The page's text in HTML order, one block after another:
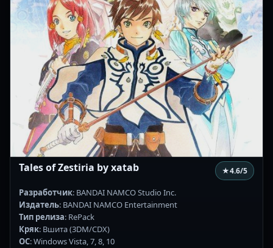
Tales of Zestiria by xatab ★4.6/5
Разработчик: BANDAI NAMCO Studio Inc.
Издатель: BANDAI NAMCO Entertainment
Тип релиза: RePack
Кряк: Вшита (3DM/CDX)
ОС: Windows Vista, 7, 8, 10